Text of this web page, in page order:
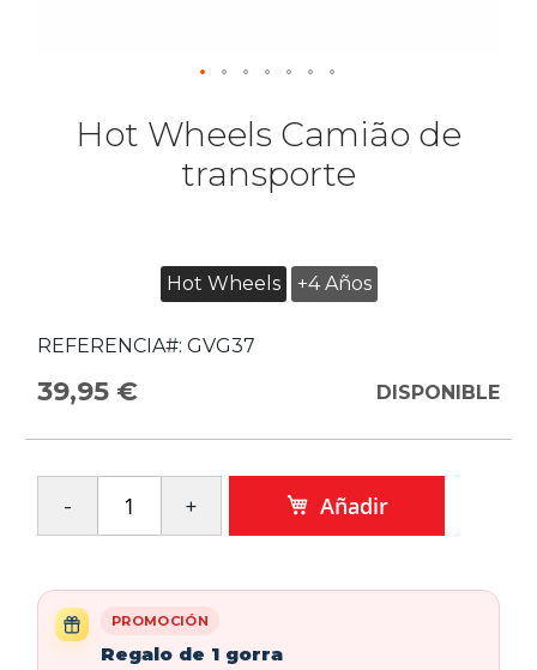
Hot Wheels Camião de
transporte
Hot Wheels +4 Años
REFERENCIA#: GVG37
39,95 € DISPONIBLE
Añadir
PROMOCIÓN
Regalo de 1 gorra